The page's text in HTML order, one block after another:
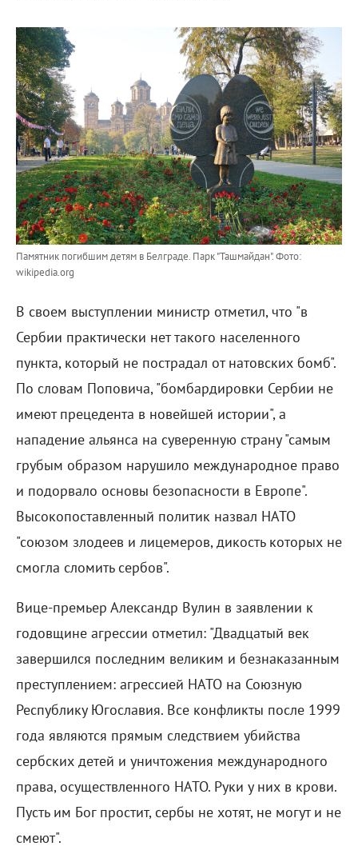
Памятник погибшим детям в Белграде. Парк "Ташмайдан".Фото:
wikipedia.org
В своем выступлении министр отметил, что "в
Сербии практически нет такого населенного
пункта, который не пострадал от натовских бомб".
По словам Поповича, "бомбардировки Сербии не
имеют прецедента в новейшей истории", а
нападение альянса на суверенную страну "самым
грубым образом нарушило международное право
и подорвало основы безопасности в Европе".
Высокопоставленный политик назвал НАТО
"союзом злодеев и лицемеров, дикость которых не
смогла сломить сербов".
Вице-премьер Александр Вулин в заявлении к
годовщине агрессии отметил: "Двадцатый век
завершился последним великим и безнаказанным
преступлением: агрессией НАТО на Союзную
Республику Югославия. Все конфликты после 1999
года являются прямым следствием убийства
сербских детей и уничтожения международного
права, осуществленного НАТО. Руки у них в крови.
Пусть им Бог простит, сербы не хотят, не могут и не
смеют".